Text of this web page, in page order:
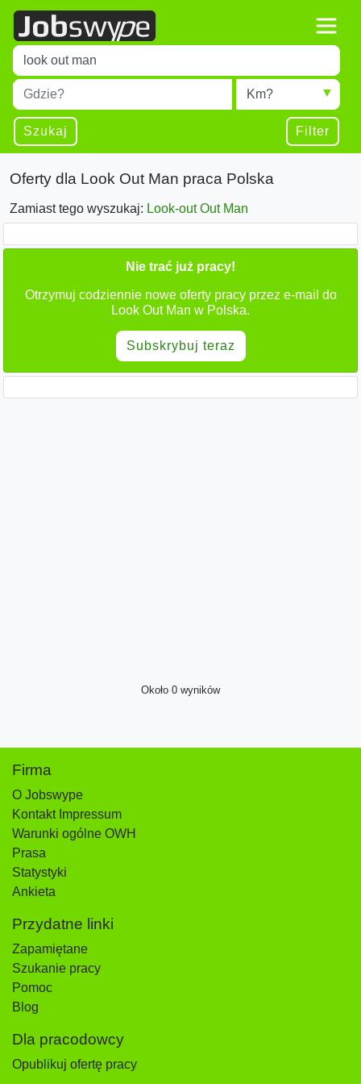
Title
Type 1 or more characters for results.
Miejscowość
Type 1 or more characters for results.
Radius
Szukaj Filter
Oferty dla Look Out Man praca Polska
Zamiast tego wyszukaj: Look-out Out Man
Nie trać już pracy!
Otrzymuj codziennie nowe oferty pracy przez e-mail do
Look Out Man w Polska.
Subskrybuj teraz
Około 0 wyników
Firma
O Jobswype
Kontakt Impressum
Warunki ogólne OWH
Prasa
Statystyki
Ankieta
Przydatne linki
Zapamiętane
Szukanie pracy
Pomoc
Blog
Dla pracodowcy
Opublikuj ofertę pracy